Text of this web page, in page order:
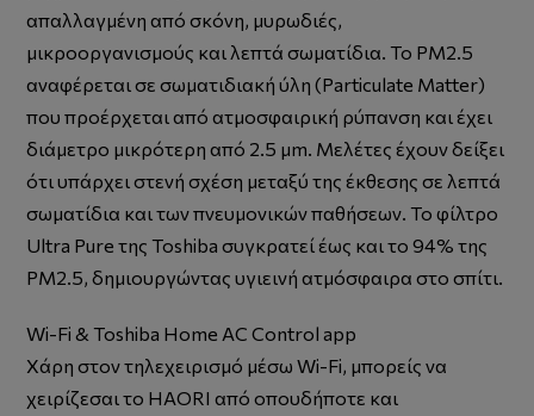
απαλλαγμένη από σκόνη, μυρωδιές,
μικροοργανισμούς και λεπτά σωματίδια. Το PM2.5
αναφέρεται σε σωματιδιακή ύλη (Particulate Matter)
που προέρχεται από ατμοσφαιρική ρύπανση και έχει
διάμετρο μικρότερη από 2.5 μm. Μελέτες έχουν δείξει
ότι υπάρχει στενή σχέση μεταξύ της έκθεσης σε λεπτά
σωματίδια και των πνευμονικών παθήσεων. Το φίλτρο
Ultra Pure της Toshiba συγκρατεί έως και το 94% της
PM2.5, δημιουργώντας υγιεινή ατμόσφαιρα στο σπίτι.
Wi-Fi & Toshiba Home AC Control app
Xάρη στον τηλεχειρισμό μέσω Wi-Fi, μπορείς να
χειρίζεσαι το HAORI από οπουδήποτε και